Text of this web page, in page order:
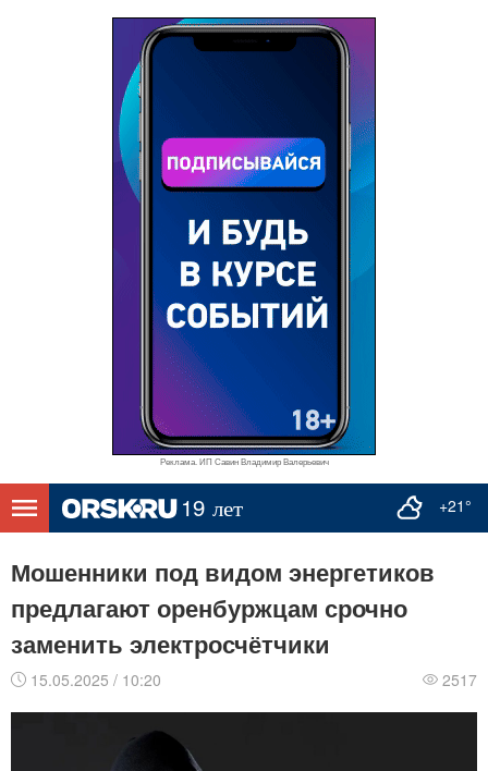
Реклама. ИП Савин Владимир Валерьевич
+21°
Мошенники под видом энергетиков
предлагают оренбуржцам срочно
заменить электросчётчики
15.05.2025 / 10:20 2517